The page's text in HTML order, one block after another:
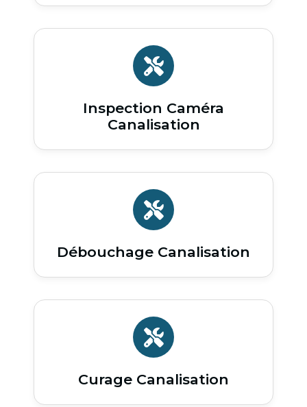
Inspection Caméra
Canalisation
Débouchage Canalisation
Curage Canalisation